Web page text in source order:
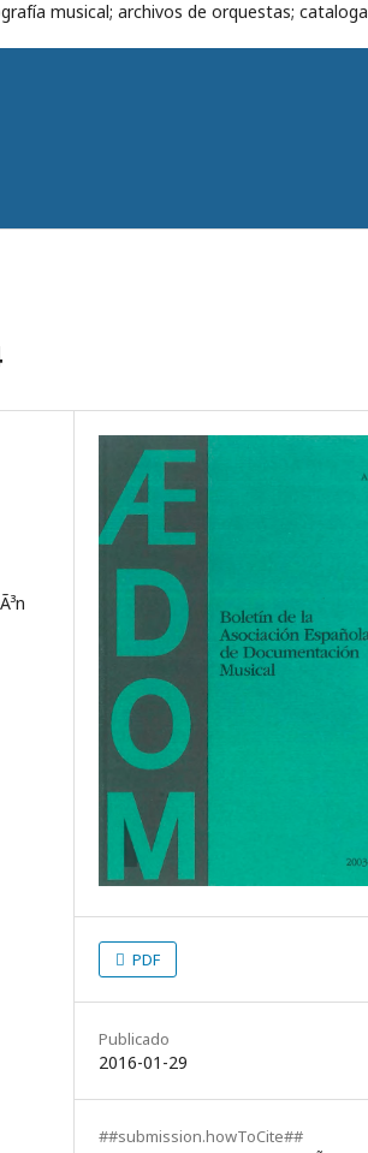
musical; archivos de orquestas;
PDF
Publicado
2016-01-29
##submission.howToCite##